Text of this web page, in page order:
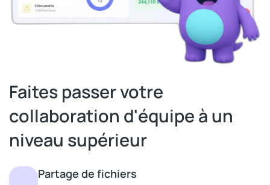
Faites passer votre
collaboration d'équipe à un
niveau supérieur
Partage de fichiers